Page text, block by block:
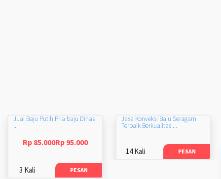
Jual Baju Putih Pria baju Dinas
...
Rp 85.000Rp 95.000
3 Kali PESAN
Jasa Konveksi Baju Seragam
Terbaik Berkualitas ...
14 Kali PESAN